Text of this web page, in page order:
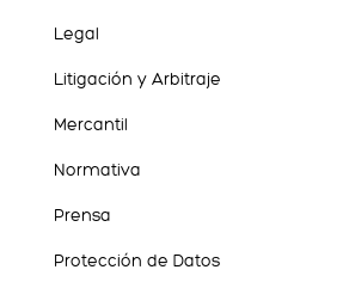
Legal
Litigación y Arbitraje
Mercantil
Normativa
Prensa
Protección de Datos